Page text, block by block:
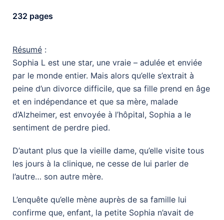
232 pages
Résumé :
Sophia L est une star, une vraie – adulée et enviée
par le monde entier. Mais alors qu’elle s’extrait à
peine d’un divorce difficile, que sa fille prend en âge
et en indépendance et que sa mère, malade
d’Alzheimer, est envoyée à l’hôpital, Sophia a le
sentiment de perdre pied.
D’autant plus que la vieille dame, qu’elle visite tous
les jours à la clinique, ne cesse de lui parler de
l’autre… son autre mère.
L’enquête qu’elle mène auprès de sa famille lui
confirme que, enfant, la petite Sophia n’avait de